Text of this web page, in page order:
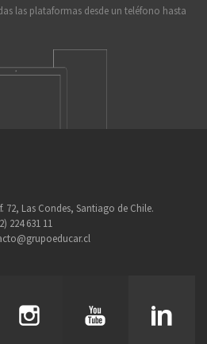
las plataformas desde un teléfono hasta
72, Las Condes, Santiago de Chile.
224 631 11